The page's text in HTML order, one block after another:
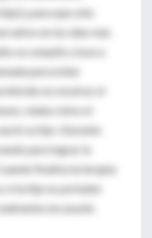
y para que sólo
en los días más
se cumplió y tuve a
para evitar
no mostrar el
relata cómo el
su hijo «Durante
para lograr la
finaliza la terapia
si tu hijo es portador
me asusté.